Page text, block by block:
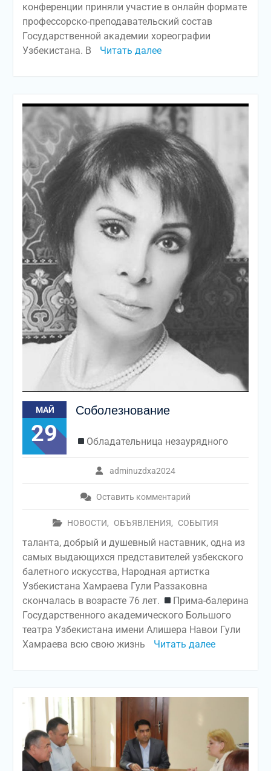
конференции приняли участие в онлайн формате
профессорско-преподавательский состав
Государственной академии хореографии
Узбекистана. В
Читать далее
МАЙ
29
Соболезнование
adminuzdxa2024
Оставить комментарий
НОВОСТИ, ОБЪЯВЛЕНИЯ, СОБЫТИЯ
Обладательница незаурядного
таланта, добрый и душевный наставник, одна из
самых выдающихся представителей узбекского
балетного искусства, Народная артистка
Узбекистана Хамраева Гули Раззаковна
скончалась в возрасте 76 лет.
Прима-балерина
Государственного академического Большого
театра Узбекистана имени Алишера Навои Гули
Хамраева всю свою жизнь
Читать далее